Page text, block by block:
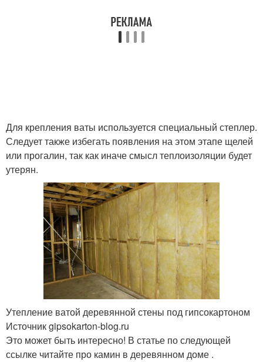
Для крепления ваты используется специальный степлер.
Следует также избегать появления на этом этапе щелей
или прогалин, так как иначе смысл теплоизоляции будет
утерян.
Утепление ватой деревянной стены под гипсокартоном
Источник gipsokarton-blog.ru
Это может быть интересно! В статье по следующей
ссылке читайте про камин в деревянном доме .